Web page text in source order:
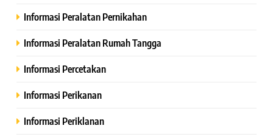
Informasi Peralatan Pernikahan
Informasi Peralatan Rumah Tangga
Informasi Percetakan
Informasi Perikanan
Informasi Periklanan